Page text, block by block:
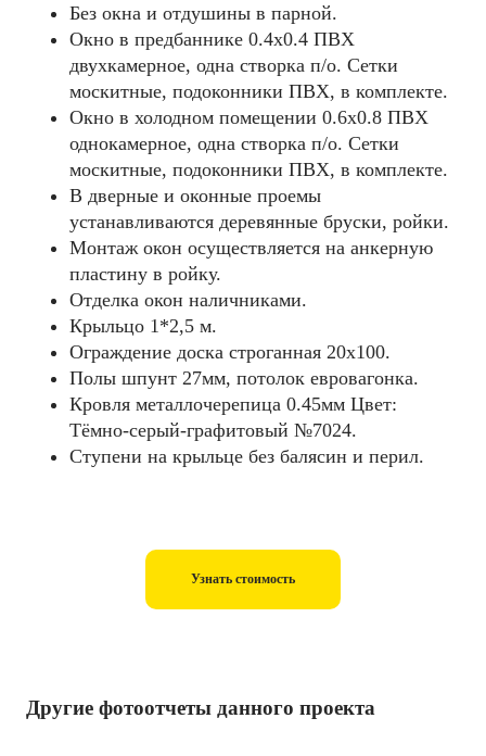
Без окна и отдушины в парной.
Окно в предбаннике 0.4х0.4 ПВХ
двухкамерное, одна створка п/о. Сетки
москитные, подоконники ПВХ, в комплекте.
Окно в холодном помещении 0.6х0.8 ПВХ
однокамерное, одна створка п/о. Сетки
москитные, подоконники ПВХ, в комплекте.
В дверные и оконные проемы
устанавливаются деревянные бруски, ройки.
Монтаж окон осуществляется на анкерную
пластину в ройку.
Отделка окон наличниками.
Крыльцо 1*2,5 м.
Ограждение доска строганная 20х100.
Полы шпунт 27мм, потолок евровагонка.
Кровля металлочерепица 0.45мм Цвет:
Тёмно-серый-графитовый №7024.
Ступени на крыльце без балясин и перил.
Узнать стоимость
Другие фотоотчеты данного проекта